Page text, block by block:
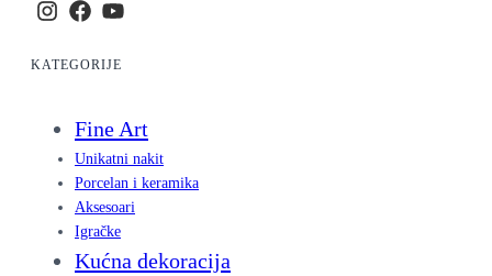
KATEGORIJE
Fine Art
Unikatni nakit
Porcelan i keramika
Aksesoari
Igračke
Kućna dekoracija